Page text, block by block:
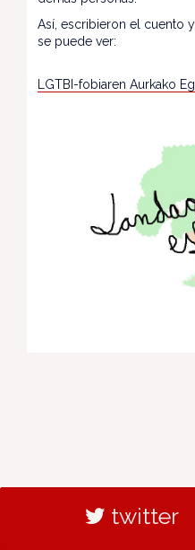
Así, escribieron el cuento
se puede ver:
LGTBI-fobiaren Aurkako
twitter